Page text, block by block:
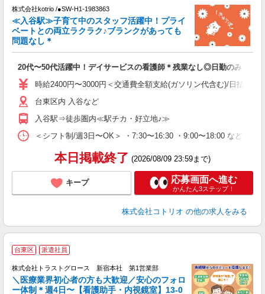
株式会社kotrio /●SW-H1-1983863
≪入谷駅≫子育て中のスタッフ活躍中！プライ
ベートとの両立ラクラク♪ブランクがあっても
問題なし＊
20代〜50代活躍中！デイサービスの看護師＊残業なし◎日勤のみ
時給2400円〜3000円＜交通費全額支給(ガソリン代含む)/日払い可/
台東区内 入谷など
入谷駅⇒徒歩圏内≪駅チカ・好立地♪≫
＜シフト制/週3日〜OK＞ ・7:30〜16:30 ・9:00〜18:00 など ※休
本日掲載終了 (2026/08/09 23:59まで)
キープ 応募画面へ進む
かんたん3ステップ！
株式会社コトリオ の他の求人をみる
台東区 派遣社員
株式会社トラストグロース 新宿本社 第1営業部
＼医療業界初心者の方も大歓迎／安心のフォロ
ー体制＊週4日〜【看護助手・内視鏡室】13-0